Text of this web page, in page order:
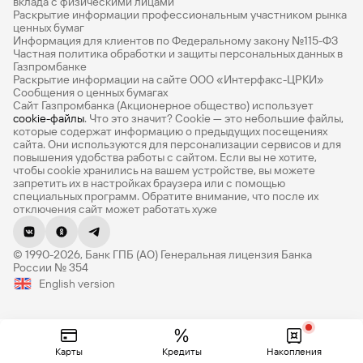
который вы, возможно, рассчитываете, при условии
использования предоставленной информации для
принятия инвестиционных решений. Не является
банковским вкладом. Денежные средства,
размещенные на брокерских счетах и вложенные в
облигации, не подпадают под действие Федерального
закона от 23.12.2003 №177 — ФЗ «О страховании
вкладов в банках Российской Федерации». Налоговым
кодексом Российской Федерации предусмотрены
инвестиционный налоговый вычет из суммы внесенных
налогоплательщиком в налоговом периоде на
индивидуальный инвестиционный счёт (далее – ИИС)
денежных средств - налоговый вычет на взнос (тип
«А») и инвестиционный налоговый вычет в сумме
положительного финансового результата, полученного
по операциям, учитываемым на ИИС - налоговый вычет
на доход (тип «Б»). Вид получаемого инвестиционного
налогового вычета определяется Клиентом
Федеральной налоговой службой России физическим
лицам - резидентам РФ в соответствии со статьей 219.1
Все накопительные счета
Банковские вклады на 3 месяца
Вклады с высоким процентом
Калькулятор вкладов
Виртуальные карты
Премиум
Private
РКО
ВЭД
Депозиты для бизнеса
Кредитные карты
Раскрытие информации профессиональным участником рынка
ценных бумаг
Информация для клиентов по Федеральному закону №115-ФЗ
Частная политика обработки и защиты персональных данных в
Газпромбанке
Раскрытие информации на сайте ООО «Интерфакс-ЦРКИ»
Сообщения о ценных бумагах
Сайт Газпромбанка (Акционерное общество) использует
cookie-файлы. Что это значит? Сookie — это небольшие файлы,
которые содержат информацию о предыдущих посещениях
сайта. Они используются для персонализации сервисов и для
повышения удобства работы с сайтом. Если вы не хотите,
чтобы сookie хранились на вашем устройстве, вы можете
запретить их в настройках браузера или с помощью
специальных программ. Обратите внимание, что после их
отключения сайт может работать хуже
© 1990-2026, Банк ГПБ (АО) Генеральная лицензия Банка
России № 354
English version
Политике
Карты Кредиты Накопления